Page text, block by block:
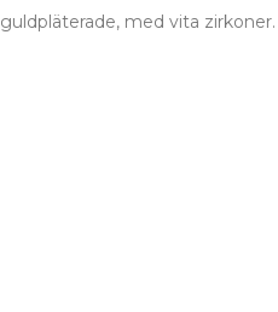
med vita zirkoner.